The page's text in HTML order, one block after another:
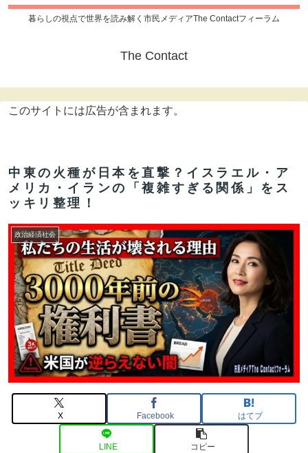
暮らしの視点で世界を読み解く市民メディアThe Contactフィーラム
The Contact
このサイトには広告が含まれます。
中東の火種が日本を直撃？イスラエル・ア
メリカ・イランの「複雑すぎる関係」をス
ッキリ整理！
政治経済社会
X Facebook はてブ
LINE コピー